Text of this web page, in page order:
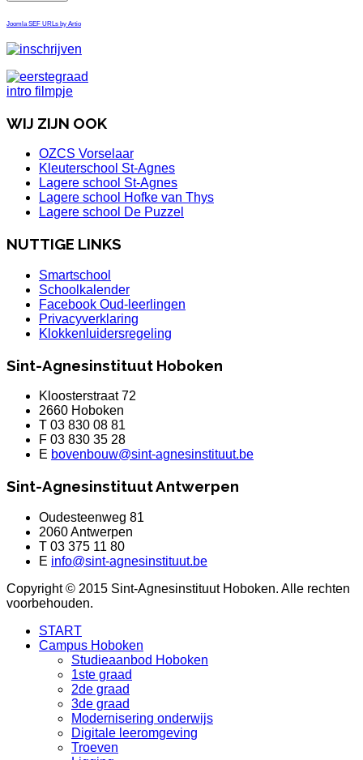
Joomla SEF URLs by Artio
WIJ ZIJN OOK
OZCS Vorselaar
Kleuterschool St-Agnes
Lagere school St-Agnes
Lagere school Hofke van Thys
Lagere school De Puzzel
NUTTIGE LINKS
Smartschool
Schoolkalender
Facebook Oud-leerlingen
Privacyverklaring
Klokkenluidersregeling
Sint-Agnesinstituut Hoboken
Kloosterstraat 72
2660 Hoboken
T 03 830 08 81
F 03 830 35 28
E bovenbouw@sint-agnesinstituut.be
Sint-Agnesinstituut Antwerpen
Oudesteenweg 81
2060 Antwerpen
T 03 375 11 80
E info@sint-agnesinstituut.be
Copyright © 2015 Sint-Agnesinstituut Hoboken. Alle rechten
voorbehouden.
START
Campus Hoboken
Studieaanbod Hoboken
1ste graad
2de graad
3de graad
Modernisering onderwijs
Digitale leeromgeving
Troeven